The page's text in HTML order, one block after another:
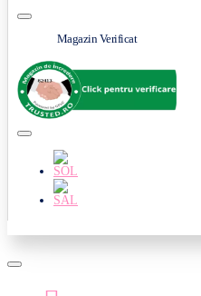
Magazin Verificat